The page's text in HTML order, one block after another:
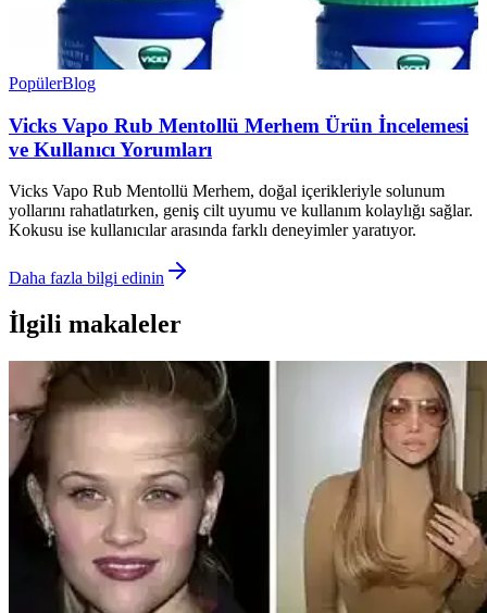
PopülerBlog
Vicks Vapo Rub Mentollü Merhem Ürün İncelemesi
ve Kullanıcı Yorumları
Vicks Vapo Rub Mentollü Merhem, doğal içerikleriyle solunum
yollarını rahatlatırken, geniş cilt uyumu ve kullanım kolaylığı sağlar.
Kokusu ise kullanıcılar arasında farklı deneyimler yaratıyor.
Daha fazla bilgi edinin
İlgili makaleler